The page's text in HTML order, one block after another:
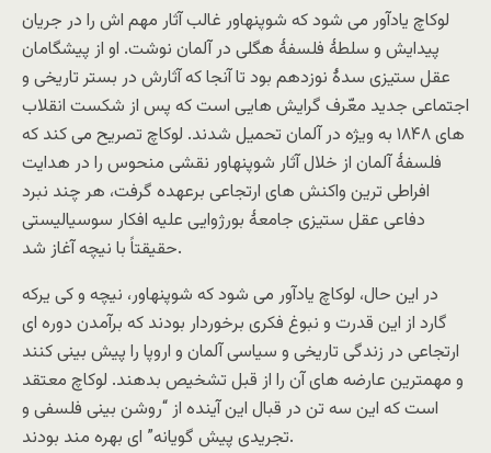
لوکاچ یادآور می شود که شوپنهاور غالب آثار مهم اش را در جریان
پیدایش و سلطۀ فلسفۀ هگلی در آلمان نوشت. او از پیشگامان
عقل ستیزی سدۀ نوزدهم بود تا آنجا که آثارش در بستر تاریخی و
اجتماعی جدید معّرف گرایش هایی است که پس از شکست انقلاب
های ۱۸۴۸ به ویژه در آلمان تحمیل شدند. لوکاچ تصریح می کند که
فلسفۀ آلمان از خلال آثار شوپنهاور نقشی منحوس را در هدایت
افراطی ترین واکنش های ارتجاعی برعهده گرفت، هر چند نبرد
دفاعی عقل ستیزی جامعۀ بورژوایی علیه افکار سوسیالیستی
حقیقتاً با نیچه آغاز شد.
در این حال، لوکاچ یادآور می شود که شوپنهاور، نیچه و کی یرکه
گارد از این قدرت و نبوغ فکری برخوردار بودند که برآمدن دوره ای
ارتجاعی در زندگی تاریخی و سیاسی آلمان و اروپا را پیش بینی کنند
و مهمترین عارضه های آن را از قبل تشخیص بدهند. لوکاچ معتقد
است که این سه تن در قبال این آینده از “روشن بینی فلسفی و
تجریدی پیش گویانه” ای بهره مند بودند.